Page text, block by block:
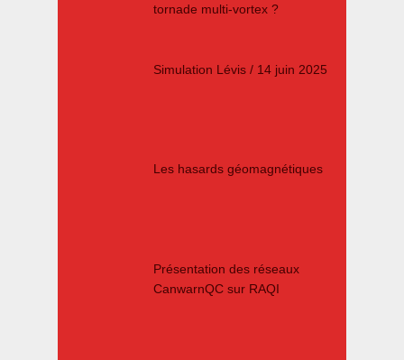
tornade multi-vortex ?
Simulation Lévis / 14 juin 2025
Les hasards géomagnétiques
Présentation des réseaux
CanwarnQC sur RAQI